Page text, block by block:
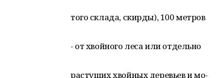
того склада, скирды), 100 метров
- от хвойного леса или отдельно
растущих хвойных деревьев и мо-